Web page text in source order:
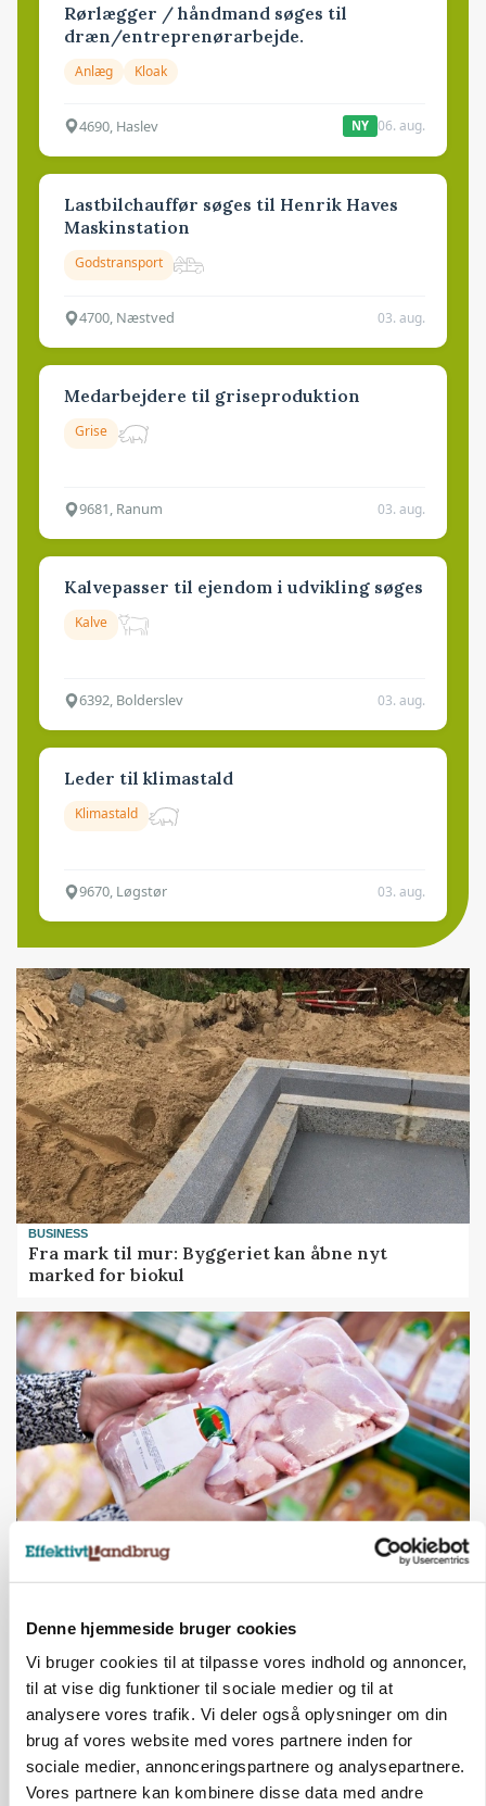
Denne hjemmeside bruger cookies
Vi bruger cookies til at tilpasse vores indhold og annoncer,
til at vise dig funktioner til sociale medier og til at
analysere vores trafik. Vi deler også oplysninger om din
brug af vores website med vores partnere inden for
sociale medier, annonceringspartnere og analysepartnere.
Vores partnere kan kombinere disse data med andre
Rørlægger / håndmand søges til
dræn/entreprenørarbejde.
Anlæg Kloak
4690, Haslev NY 06. aug.
Lastbilchauffør søges til Henrik Haves
Maskinstation
Godstransport
4700, Næstved 03. aug.
Medarbejdere til griseproduktion
Grise
9681, Ranum 03. aug.
Kalvepasser til ejendom i udvikling søges
Kalve
6392, Bolderslev 03. aug.
Leder til klimastald
Klimastald
9670, Løgstør 03. aug.
BUSINESS
Fra mark til mur: Byggeriet kan åbne nyt
marked for biokul
presser markedet